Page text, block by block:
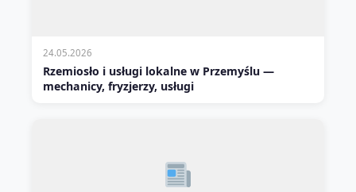
24.05.2026
Rzemiosło i usługi lokalne w Przemyślu —
mechanicy, fryzjerzy, usługi